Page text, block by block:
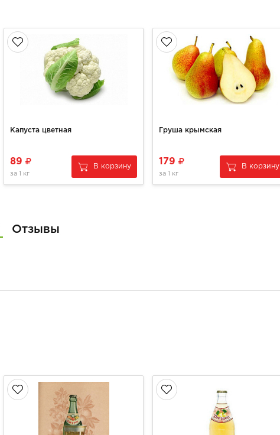
Капуста цветная
89
за 1 кг
В корзину
Груша крымская
179
за 1 кг
В корзину
Отзывы